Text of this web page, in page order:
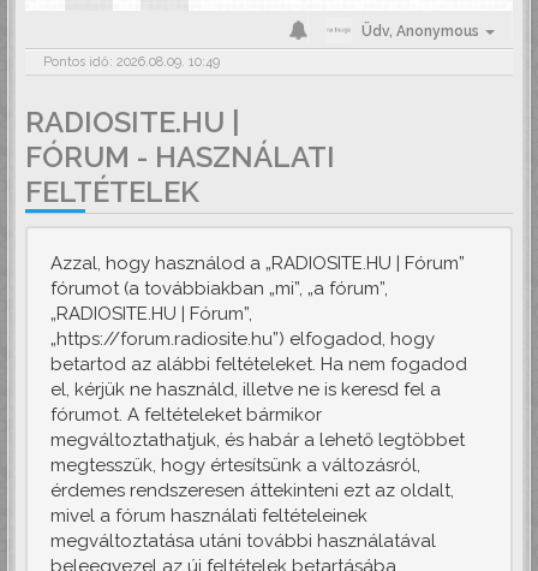
Üdv, Anonymous
Pontos idő: 2026.08.09. 10:49
RADIOSITE.HU |
FÓRUM - HASZNÁLATI
FELTÉTELEK
Azzal, hogy használod a „RADIOSITE.HU | Fórum”
fórumot (a továbbiakban „mi”, „a fórum”,
„RADIOSITE.HU | Fórum”,
„https://forum.radiosite.hu”) elfogadod, hogy
betartod az alábbi feltételeket. Ha nem fogadod
el, kérjük ne használd, illetve ne is keresd fel a
fórumot. A feltételeket bármikor
megváltoztathatjuk, és habár a lehető legtöbbet
megtesszük, hogy értesítsünk a változásról,
érdemes rendszeresen áttekinteni ezt az oldalt,
mivel a fórum használati feltételeinek
megváltoztatása utáni további használatával
beleegyezel az új feltételek betartásába.